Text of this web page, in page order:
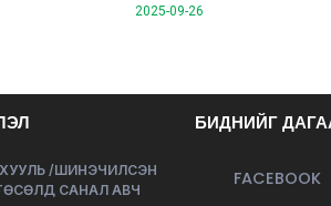
2025-09-26
ХУУЛЬ /ШИНЭЧИЛСЭН
САНАЛ АВЧ
БИДНИЙГ
FACEBOOK